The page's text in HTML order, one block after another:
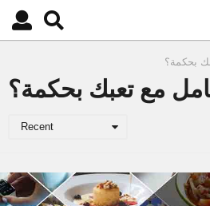
بحكمة؟
مع تعبك بحكمة؟
Recent